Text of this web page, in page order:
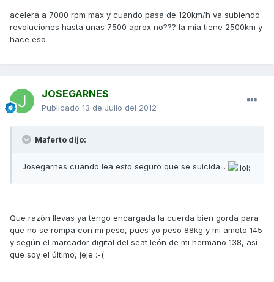
acelera a 7000 rpm max y cuando pasa de 120km/h va subiendo
revoluciones hasta unas 7500 aprox no??? la mia tiene 2500km y
hace eso
JOSEGARNES
Publicado 13 de Julio del 2012
Maferto dijo:
Josegarnes cuando lea esto seguro que se suicida...
Que razón llevas ya tengo encargada la cuerda bien gorda para
que no se rompa con mi peso, pues yo peso 88kg y mi amoto 145
y según el marcador digital del seat león de mi hermano 138, así
que soy el último, jeje :-(